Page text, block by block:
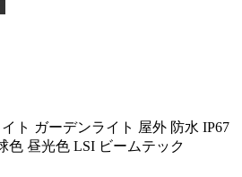
ト ガーデンライト 屋外 防水 IP67
色 昼光色 LSI ビームテック